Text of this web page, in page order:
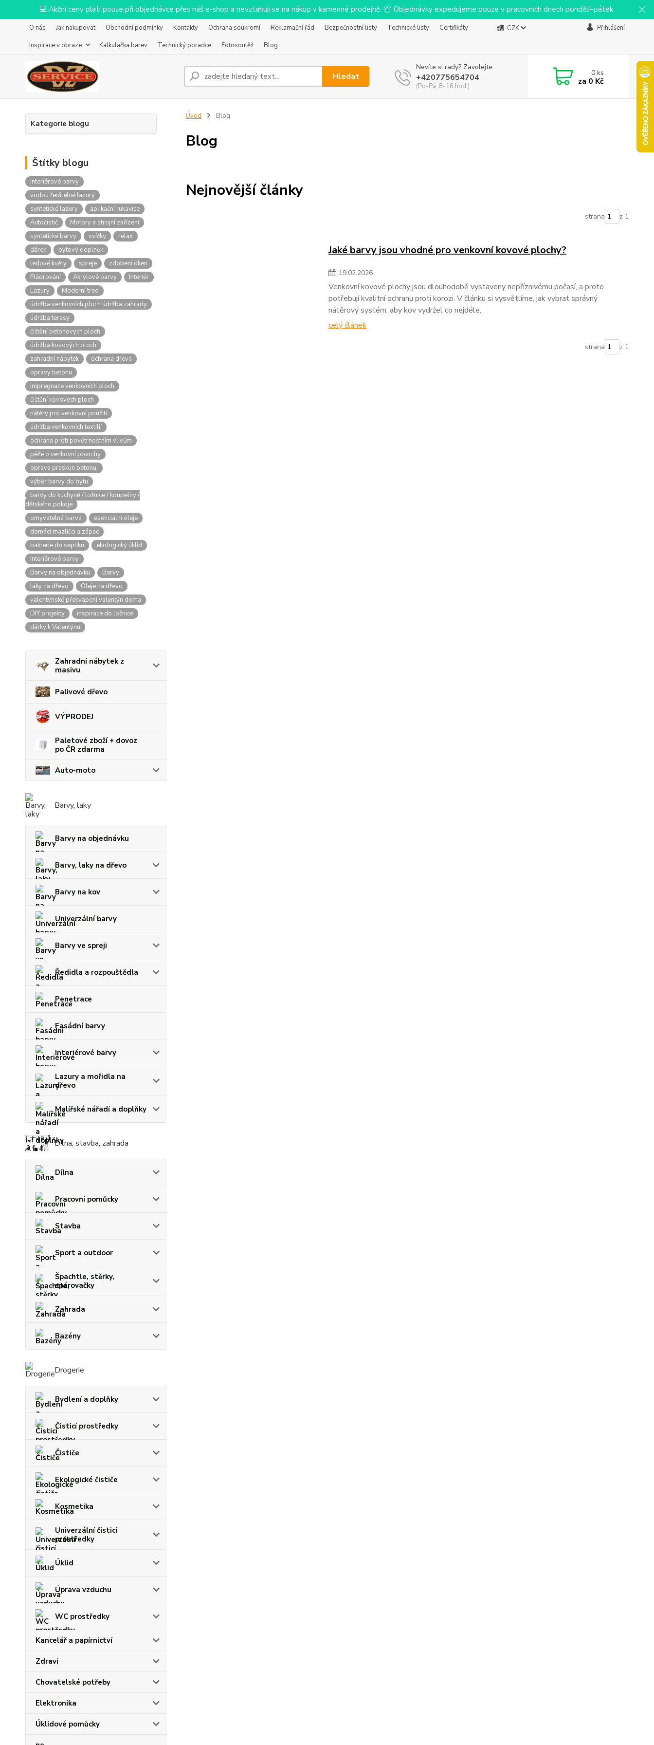
💻 Akční ceny platí pouze při objednávce přes náš e-shop a nevztahují se na nákup v kamenné prodejně. 📦 Objednávky expedujeme pouze v pracovních dnech pondělí–pátek.
O nás Jak nakupovat Obchodní podmínky Kontakty Ochrana soukromí Reklamační řád Bezpečnostní listy Technické listy
Certifikáty
Inspirace v obraze
Kalkulačka barev Technický poradce Fotosoutěž Blog
CZK Přihlášení
Hledat
Nevíte si rady? Zavolejte.
+420775654704
(Po-Pá, 8-16 hod.)
0ks
za 0 Kč
Kategorie blogu
Štítky blogu
interiérové barvy
vodou ředitelné lazury
syntetické lazury
aplikační rukavice
Autočistič
Motory a strojní zařízení
syntetické barvy
svíčky
relax
dárek
bytový doplněk
ledové květy
spreje
zdobení oken
Fládrování
Akrylové barvy
Interiér
Lazury
Moderní tred
údržba venkovních ploch údržba zahrady
údržba terasy
čištění betonových ploch
údržba kovových ploch
zahradní nábytek
ochrana dřeva
opravy betonu
impregnace venkovních ploch
čištění kovových ploch
nátěry pro venkovní použití
údržba venkovních textilií
ochrana proti povětrnostním vlivům
péče o venkovní povrchy
oprava prasklin betonu.
výběr barvy do bytu
barvy do kuchyně / ložnice / koupelny /
dětského pokoje
omyvatelná barva
esenciální oleje
domácí mazlíčci a zápac
bakterie do septiku
ekologický úklid
Interiérové barvy
Barvy na objednávku
Barvy
laky na dřevo
Oleje na dřevo
valentýnské překvapení valentýn doma
DIY projekty
inspirace do ložnice
dárky k Valentýnu
Zahradní nábytek z
masivu
Palivové dřevo
VÝPRODEJ
Paletové zboží + dovoz
po ČR zdarma
Auto-moto
Barvy, laky
Barvy na objednávku
Barvy, laky na dřevo
Barvy na kov
Univerzální barvy
Barvy ve spreji
Ředidla a rozpouštědla
Penetrace
Fasádní barvy
Interiérové barvy
Lazury a mořidla na
dřevo
Malířské nářadí a doplňky
Dílna, stavba, zahrada
Dílna
Pracovní pomůcky
Stavba
Sport a outdoor
Špachtle, stěrky,
spárovačky
Zahrada
Bazény
Drogerie
Bydlení a doplňky
Čisticí prostředky
Čističe
Ekologické čističe
Kosmetika
Univerzální čisticí
prostředky
Úklid
Úprava vzduchu
WC prostředky
Kancelář a papírnictví
Zdraví
Chovatelské potřeby
Elektronika
Úklidové pomůcky
Úvod Blog
Blog
Nejnovější články
strana z 1
Jaké barvy jsou vhodné pro venkovní kovové plochy?
19.02.2026
Venkovní kovové plochy jsou dlouhodobě vystaveny nepříznivému počasí, a proto
potřebují kvalitní ochranu proti korozi. V článku si vysvětlíme, jak vybrat správný
nátěrový systém, aby kov vydržel co nejdéle.
celý článek
strana z 1